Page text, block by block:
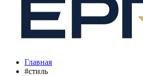
Главная
#стиль